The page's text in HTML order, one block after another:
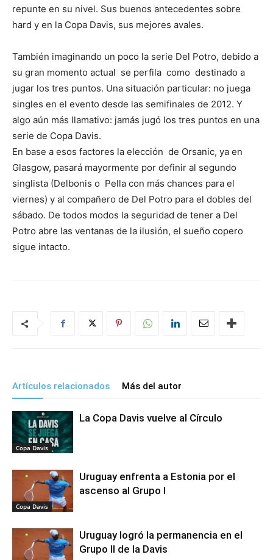
repunte en su nivel. Sus buenos antecedentes sobre
hard y en la Copa Davis, sus mejores avales.
También imaginando un poco la serie Del Potro, debido a
su gran momento actual se perfila como destinado a
jugar los tres puntos. Una situación particular: no juega
singles en el evento desde las semifinales de 2012. Y
algo aún más llamativo: jamás jugó los tres puntos en una
serie de Copa Davis.
En base a esos factores la elección de Orsanic, ya en
Glasgow, pasará mayormente por definir al segundo
singlista (Delbonis o Pella con más chances para el
viernes) y al compañero de Del Potro para el dobles del
sábado. De todos modos la seguridad de tener a Del
Potro abre las ventanas de la ilusión, el sueño copero
sigue intacto.
Artículos relacionados Más del autor
Copa Davis
La Copa Davis vuelve al Círculo
Copa Davis
Uruguay enfrenta a Estonia por el
ascenso al Grupo I
Uruguay logró la permanencia en el
Grupo II de la Davis